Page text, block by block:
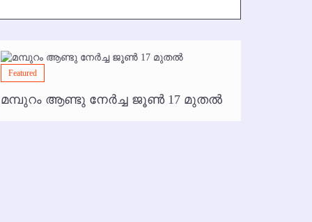
Featured
മമ്പുറം ആണ്ടു നേര്‍ച്ച ജൂണ്‍ 17 മുതല്‍